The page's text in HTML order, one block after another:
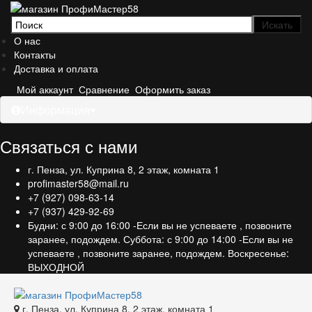
О нас
Контакты
Доставка и оплата
Мой аккаунт Сравнение Оформить заказ
Связаться с нами
г. Пенза, ул. Куприна 8, 2 этаж, комната 1
profimaster58@mail.ru
+7 (927) 098-63-14
+7 (937) 429-92-69
Будни: с 9:00 до 16:00 -Если вы не успеваете , позвоните
заранее, подождем. Суббота: с 9:00 до 14:00 -Если вы не
успеваете , позвоните заранее, подождем. Воскресенье:
ВЫХОДНОЙ
г. Пенза, ул. Куприна 8, 2 этаж, комната 1